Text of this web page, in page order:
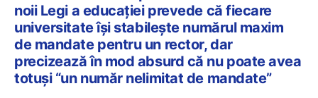
noii Legi a educației prevede că fiecare
universitate își stabilește numărul maxim
de mandate pentru un rector, dar
precizează în mod absurd că nu poate avea
totuși “un număr nelimitat de mandate”